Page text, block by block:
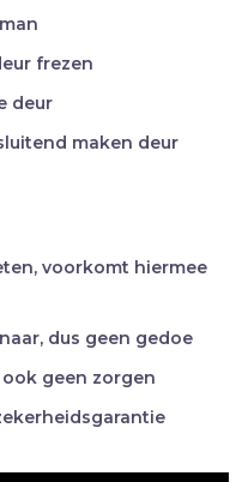
frezen
deur
maken deur
voorkomt hiermee
dus geen gedoe
ook geen zorgen